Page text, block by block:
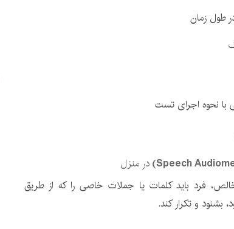
طول زمان
با نحوه اجرای تست
در منزل
فرد باید کلمات یا جملات خاصی را که از طریق
و تکرار کند.